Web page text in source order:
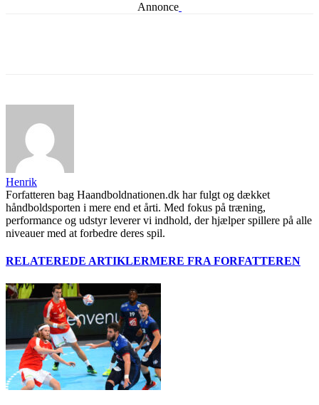
Annonce
Henrik
Forfatteren bag Haandboldnationen.dk har fulgt og dækket
håndboldsporten i mere end et årti. Med fokus på træning,
performance og udstyr leverer vi indhold, der hjælper spillere på alle
niveauer med at forbedre deres spil.
RELATEREDE ARTIKLERMERE FRA FORFATTEREN